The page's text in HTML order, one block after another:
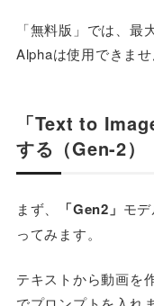
「無料版」では、
Alphaは使用できませ
「Text to
する（Gen-2）
まず、 「Gen2」 モ
ってみます。
テキストから動画を